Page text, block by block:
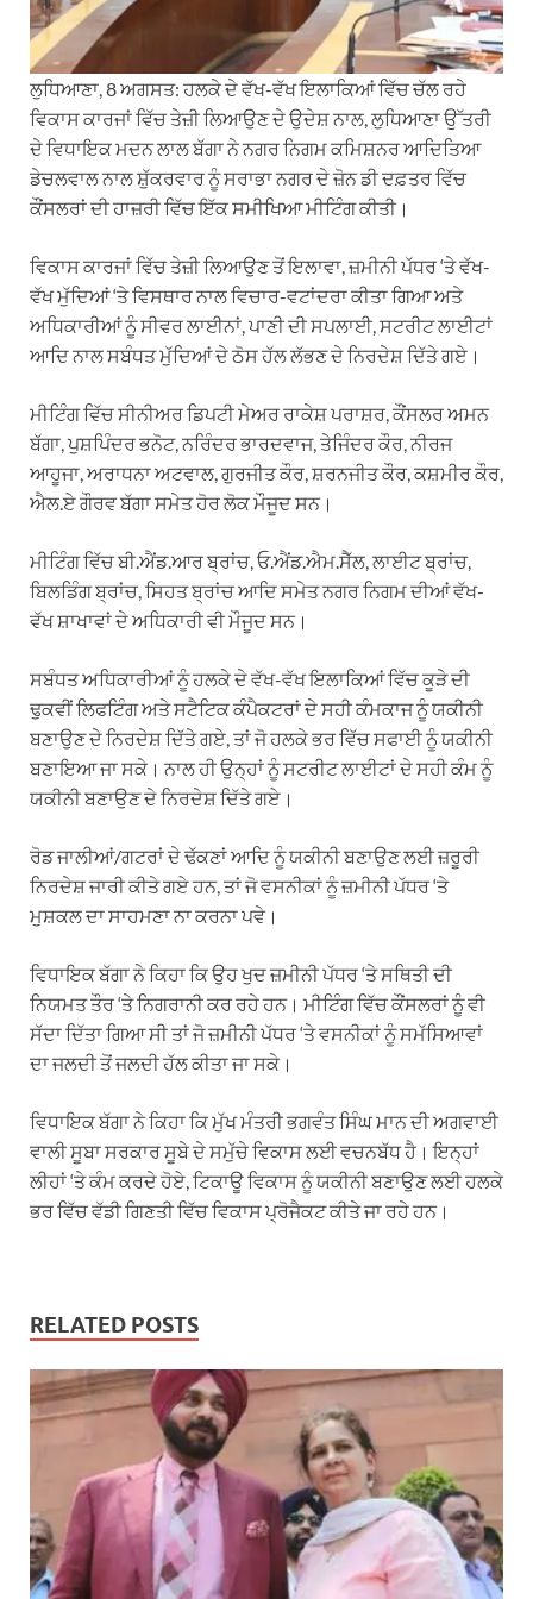
ਲੁਧਿਆਣਾ, 8 ਅਗਸਤ: ਹਲਕੇ ਦੇ ਵੱਖ-ਵੱਖ ਇਲਾਕਿਆਂ ਵਿੱਚ ਚੱਲ ਰਹੇ
ਵਿਕਾਸ ਕਾਰਜਾਂ ਵਿੱਚ ਤੇਜ਼ੀ ਲਿਆਉਣ ਦੇ ਉਦੇਸ਼ ਨਾਲ, ਲੁਧਿਆਣਾ ਉੱਤਰੀ
ਦੇ ਵਿਧਾਇਕ ਮਦਨ ਲਾਲ ਬੱਗਾ ਨੇ ਨਗਰ ਨਿਗਮ ਕਮਿਸ਼ਨਰ ਆਦਿਤਿਆ
ਡੇਚਲਵਾਲ ਨਾਲ ਸ਼ੁੱਕਰਵਾਰ ਨੂੰ ਸਰਾਭਾ ਨਗਰ ਦੇ ਜ਼ੋਨ ਡੀ ਦਫ਼ਤਰ ਵਿੱਚ
ਕੌਂਸਲਰਾਂ ਦੀ ਹਾਜ਼ਰੀ ਵਿੱਚ ਇੱਕ ਸਮੀਖਿਆ ਮੀਟਿੰਗ ਕੀਤੀ।
ਵਿਕਾਸ ਕਾਰਜਾਂ ਵਿੱਚ ਤੇਜ਼ੀ ਲਿਆਉਣ ਤੋਂ ਇਲਾਵਾ, ਜ਼ਮੀਨੀ ਪੱਧਰ ‘ਤੇ ਵੱਖ-
ਵੱਖ ਮੁੱਦਿਆਂ ‘ਤੇ ਵਿਸਥਾਰ ਨਾਲ ਵਿਚਾਰ-ਵਟਾਂਦਰਾ ਕੀਤਾ ਗਿਆ ਅਤੇ
ਅਧਿਕਾਰੀਆਂ ਨੂੰ ਸੀਵਰ ਲਾਈਨਾਂ, ਪਾਣੀ ਦੀ ਸਪਲਾਈ, ਸਟਰੀਟ ਲਾਈਟਾਂ
ਆਦਿ ਨਾਲ ਸਬੰਧਤ ਮੁੱਦਿਆਂ ਦੇ ਠੋਸ ਹੱਲ ਲੱਭਣ ਦੇ ਨਿਰਦੇਸ਼ ਦਿੱਤੇ ਗਏ।
ਮੀਟਿੰਗ ਵਿੱਚ ਸੀਨੀਅਰ ਡਿਪਟੀ ਮੇਅਰ ਰਾਕੇਸ਼ ਪਰਾਸ਼ਰ, ਕੌਂਸਲਰ ਅਮਨ
ਬੱਗਾ, ਪੁਸ਼ਪਿੰਦਰ ਭਨੋਟ, ਨਰਿੰਦਰ ਭਾਰਦਵਾਜ, ਤੇਜਿੰਦਰ ਕੌਰ, ਨੀਰਜ
ਆਹੂਜਾ, ਅਰਾਧਨਾ ਅਟਵਾਲ, ਗੁਰਜੀਤ ਕੌਰ, ਸ਼ਰਨਜੀਤ ਕੌਰ, ਕਸ਼ਮੀਰ ਕੌਰ,
ਐਲ.ਏ ਗੌਰਵ ਬੱਗਾ ਸਮੇਤ ਹੋਰ ਲੋਕ ਮੌਜੂਦ ਸਨ।
ਮੀਟਿੰਗ ਵਿੱਚ ਬੀ.ਐਂਡ.ਆਰ ਬ੍ਰਾਂਚ, ਓ.ਐਂਡ.ਐਮ.ਸੈੱਲ, ਲਾਈਟ ਬ੍ਰਾਂਚ,
ਬਿਲਡਿੰਗ ਬ੍ਰਾਂਚ, ਸਿਹਤ ਬ੍ਰਾਂਚ ਆਦਿ ਸਮੇਤ ਨਗਰ ਨਿਗਮ ਦੀਆਂ ਵੱਖ-
ਵੱਖ ਸ਼ਾਖਾਵਾਂ ਦੇ ਅਧਿਕਾਰੀ ਵੀ ਮੌਜੂਦ ਸਨ।
ਸਬੰਧਤ ਅਧਿਕਾਰੀਆਂ ਨੂੰ ਹਲਕੇ ਦੇ ਵੱਖ-ਵੱਖ ਇਲਾਕਿਆਂ ਵਿੱਚ ਕੂੜੇ ਦੀ
ਢੁਕਵੀਂ ਲਿਫਟਿੰਗ ਅਤੇ ਸਟੈਟਿਕ ਕੰਪੈਕਟਰਾਂ ਦੇ ਸਹੀ ਕੰਮਕਾਜ ਨੂੰ ਯਕੀਨੀ
ਬਣਾਉਣ ਦੇ ਨਿਰਦੇਸ਼ ਦਿੱਤੇ ਗਏ, ਤਾਂ ਜੋ ਹਲਕੇ ਭਰ ਵਿੱਚ ਸਫਾਈ ਨੂੰ ਯਕੀਨੀ
ਬਣਾਇਆ ਜਾ ਸਕੇ। ਨਾਲ ਹੀ ਉਨ੍ਹਾਂ ਨੂੰ ਸਟਰੀਟ ਲਾਈਟਾਂ ਦੇ ਸਹੀ ਕੰਮ ਨੂੰ
ਯਕੀਨੀ ਬਣਾਉਣ ਦੇ ਨਿਰਦੇਸ਼ ਦਿੱਤੇ ਗਏ।
ਰੋਡ ਜਾਲੀਆਂ/ਗਟਰਾਂ ਦੇ ਢੱਕਣਾਂ ਆਦਿ ਨੂੰ ਯਕੀਨੀ ਬਣਾਉਣ ਲਈ ਜ਼ਰੂਰੀ
ਨਿਰਦੇਸ਼ ਜਾਰੀ ਕੀਤੇ ਗਏ ਹਨ, ਤਾਂ ਜੋ ਵਸਨੀਕਾਂ ਨੂੰ ਜ਼ਮੀਨੀ ਪੱਧਰ ‘ਤੇ
ਮੁਸ਼ਕਲ ਦਾ ਸਾਹਮਣਾ ਨਾ ਕਰਨਾ ਪਵੇ।
ਵਿਧਾਇਕ ਬੱਗਾ ਨੇ ਕਿਹਾ ਕਿ ਉਹ ਖੁਦ ਜ਼ਮੀਨੀ ਪੱਧਰ ‘ਤੇ ਸਥਿਤੀ ਦੀ
ਨਿਯਮਤ ਤੌਰ ‘ਤੇ ਨਿਗਰਾਨੀ ਕਰ ਰਹੇ ਹਨ। ਮੀਟਿੰਗ ਵਿੱਚ ਕੌਂਸਲਰਾਂ ਨੂੰ ਵੀ
ਸੱਦਾ ਦਿੱਤਾ ਗਿਆ ਸੀ ਤਾਂ ਜੋ ਜ਼ਮੀਨੀ ਪੱਧਰ ‘ਤੇ ਵਸਨੀਕਾਂ ਨੂੰ ਸਮੱਸਿਆਵਾਂ
ਦਾ ਜਲਦੀ ਤੋਂ ਜਲਦੀ ਹੱਲ ਕੀਤਾ ਜਾ ਸਕੇ।
ਵਿਧਾਇਕ ਬੱਗਾ ਨੇ ਕਿਹਾ ਕਿ ਮੁੱਖ ਮੰਤਰੀ ਭਗਵੰਤ ਸਿੰਘ ਮਾਨ ਦੀ ਅਗਵਾਈ
ਵਾਲੀ ਸੂਬਾ ਸਰਕਾਰ ਸੂਬੇ ਦੇ ਸਮੁੱਚੇ ਵਿਕਾਸ ਲਈ ਵਚਨਬੱਧ ਹੈ। ਇਨ੍ਹਾਂ
ਲੀਹਾਂ ‘ਤੇ ਕੰਮ ਕਰਦੇ ਹੋਏ, ਟਿਕਾਊ ਵਿਕਾਸ ਨੂੰ ਯਕੀਨੀ ਬਣਾਉਣ ਲਈ ਹਲਕੇ
ਭਰ ਵਿੱਚ ਵੱਡੀ ਗਿਣਤੀ ਵਿੱਚ ਵਿਕਾਸ ਪ੍ਰੋਜੈਕਟ ਕੀਤੇ ਜਾ ਰਹੇ ਹਨ।
RELATED POSTS